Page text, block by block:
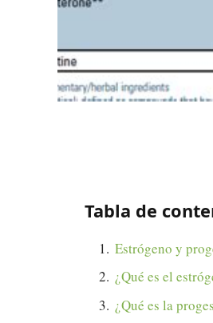
Tabla de
Estrógeno y
¿Qué es el
¿Qué es la